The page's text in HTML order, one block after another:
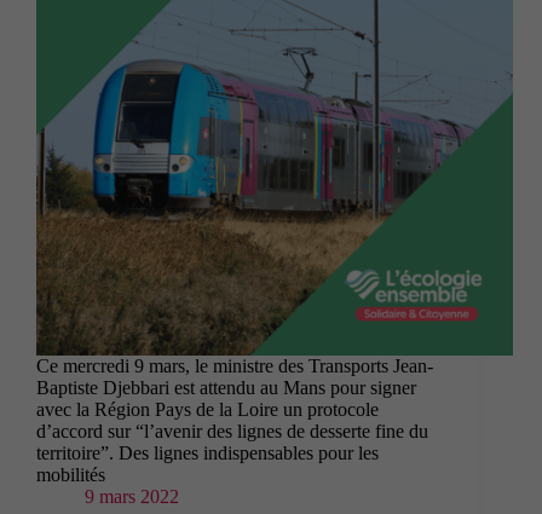
Ce mercredi 9 mars, le ministre des Transports Jean-
Baptiste Djebbari est attendu au Mans pour signer
avec la Région Pays de la Loire un protocole
d’accord sur “l’avenir des lignes de desserte fine du
territoire”. Des lignes indispensables pour les
mobilités
9 mars 2022